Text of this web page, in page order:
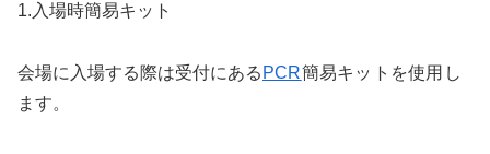
1.入場時簡易キット
会場に入場する際は受付にある PCR簡易キットを使用し
ます。